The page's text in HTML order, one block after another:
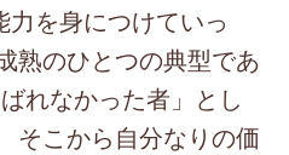
を身につけていっ
熟のひとつの典型であ
れなかった者」とし
そこから自分なりの価